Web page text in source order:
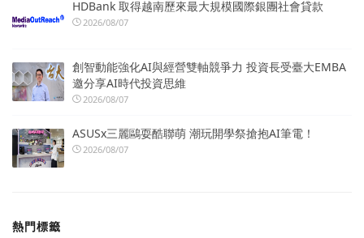
HDBank 取得越南歷來最大規模國際銀團社會貸款
2026/08/07
創智動能強化AI與經營雙軸競爭力 投資長受臺大EMBA
邀分享AI時代投資思維
2026/08/07
ASUSx三麗鷗耍酷聯萌 潮玩開學祭搶抱AI筆電！
2026/08/07
熱門標籤